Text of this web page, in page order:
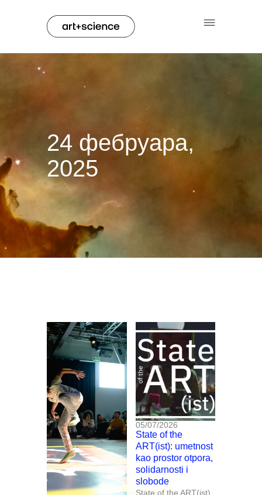
24 фебруара,
2025
05/07/2026
State of the
ART(ist): umetnost
kao prostor otpora,
solidarnosti i
slobode
State of the ART(ist)